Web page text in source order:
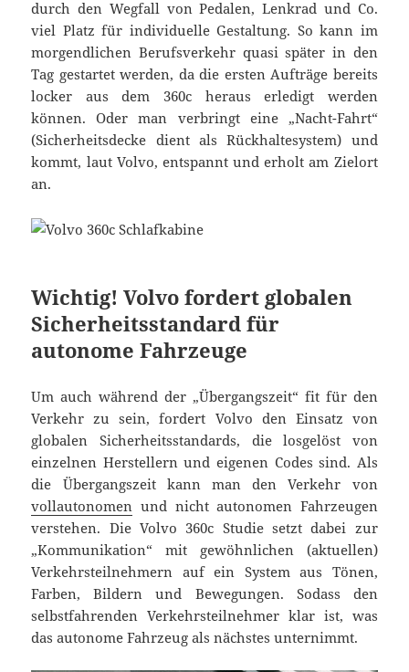
durch den Wegfall von Pedalen, Lenkrad und Co.
viel Platz für individuelle Gestaltung. So kann im
morgendlichen Berufsverkehr quasi später in den
Tag gestartet werden, da die ersten Aufträge bereits
locker aus dem 360c heraus erledigt werden
können. Oder man verbringt eine „Nacht-Fahrt“
(Sicherheitsdecke dient als Rückhaltesystem) und
kommt, laut Volvo, entspannt und erholt am Zielort
an.
Wichtig! Volvo fordert globalen
Sicherheitsstandard für
autonome Fahrzeuge
Um auch während der „Übergangszeit“ fit für den
Verkehr zu sein, fordert Volvo den Einsatz von
globalen Sicherheitsstandards, die losgelöst von
einzelnen Herstellern und eigenen Codes sind. Als
die Übergangszeit kann man den Verkehr von
vollautonomen und nicht autonomen Fahrzeugen
verstehen. Die Volvo 360c Studie setzt dabei zur
„Kommunikation“ mit gewöhnlichen (aktuellen)
Verkehrsteilnehmern auf ein System aus Tönen,
Farben, Bildern und Bewegungen. Sodass den
selbstfahrenden Verkehrsteilnehmer klar ist, was
das autonome Fahrzeug als nächstes unternimmt.